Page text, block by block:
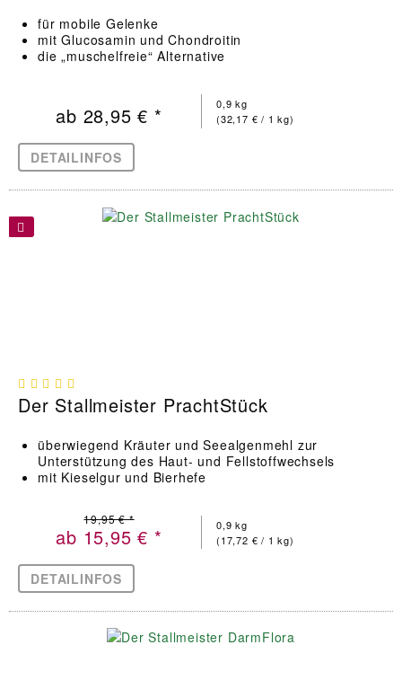
für mobile Gelenke
mit Glucosamin und Chondroitin
die „muschelfreie“ Alternative
0,9 kg
(32,17 € / 1 kg)
ab 28,95 € *
DETAILINFOS
Der Stallmeister PrachtStück
überwiegend Kräuter und Seealgenmehl zur
Unterstützung des Haut- und Fellstoffwechsels
mit Kieselgur und Bierhefe
0,9 kg
(17,72 € / 1 kg)
ab 15,95 € *
19,95 € *
DETAILINFOS